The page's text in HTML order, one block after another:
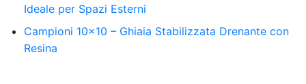
Ideale per Spazi Esterni
Campioni 10×10 – Ghiaia Stabilizzata Drenante con
Resina